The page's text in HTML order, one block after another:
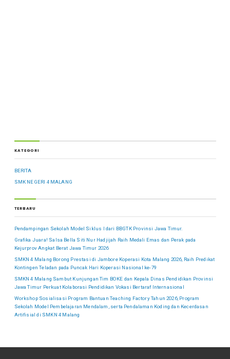
KATEGORI
BERITA
SMK NEGERI 4 MALANG
TERBARU
Pendampingan Sekolah Model Siklus I dari BBGTK Provinsi Jawa Timur.
Grafika Juara! Salsa Bella Siti Nur Hadjijah Raih Medali Emas dan Perak pada
Kejurprov Angkat Berat Jawa Timur 2026
SMKN 4 Malang Borong Prestasi di Jambore Koperasi Kota Malang 2026, Raih Predikat
Kontingen Teladan pada Puncak Hari Koperasi Nasional ke-79
SMKN 4 Malang Sambut Kunjungan Tim BOKE dan Kepala Dinas Pendidikan Provinsi
Jawa Timur Perkuat Kolaborasi Pendidikan Vokasi Bertaraf Internasional
Workshop Sosialisasi Program Bantuan Teaching Factory Tahun 2026, Program
Sekolah Model Pembelajaran Mendalam, serta Pendalaman Koding dan Kecerdasan
Artifisial di SMKN 4 Malang